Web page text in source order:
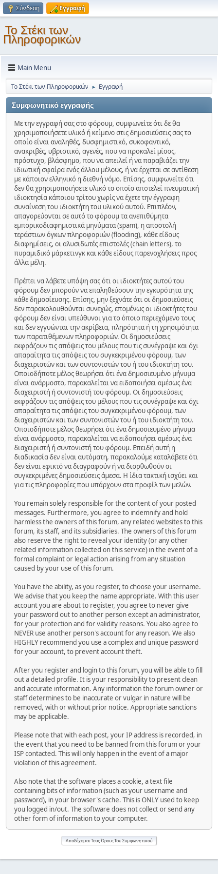
Σύνδεση Εγγραφή
Το Στέκι των
Πληροφορικών
Main Menu
Το Στέκι των Πληροφορικών ► Εγγραφή
Συμφωνητικό εγγραφής
Με την εγγραφή σας στο φόρουμ, συμφωνείτε ότι δε θα
χρησιμοποιήσετε υλικό ή κείμενο στις δημοσιεύσεις σας το
οποίο είναι αναληθές, δυσφημιστικό, συκοφαντικό,
ανακριβές, υβριστικό, αγενές, που να προκαλεί μίσος,
πρόστυχο, βλάσφημο, που να απειλεί ή να παραβιάζει την
ιδιωτική σφαίρα ενός άλλου μέλους, ή να έρχεται σε αντίθεση
με κάποιον ελληνικό η διεθνή νόμο. Επίσης, συμφωνείτε ότι
δεν θα χρησιμοποιήσετε υλικό το οποίο αποτελεί πνευματική
ιδιοκτησία κάποιου τρίτου χωρίς να έχετε την έγγραφη
συναίνεση του ιδιοκτήτη του υλικού αυτού. Επιπλέον,
απαγορεύονται σε αυτό το φόρουμ τα ανεπιθύμητα
εμπορικοδιαφημιστικά μηνύματα (spam), η αποστολή
τεράστιων όγκων πληροφοριών (flooding), κάθε είδους
διαφημίσεις, οι αλυσιδωτές επιστολές (chain letters), το
πυραμιδικό μάρκετινγκ και κάθε είδους παρενοχλήσεις προς
άλλα μέλη.
Πρέπει να λάβετε υπόψη σας ότι οι ιδιοκτήτες αυτού του
φόρουμ δεν μπορούν να επαληθεύσουν την εγκυρότητα της
κάθε δημοσίευσης. Επίσης, μην ξεχνάτε ότι οι δημοσιεύσεις
δεν παρακολουθούνται συνεχώς, επομένως οι ιδιοκτήτες του
φόρουμ δεν είναι υπεύθυνοι για το όποιο περιεχόμενο τους
και δεν εγγυώνται την ακρίβεια, πληρότητα ή τη χρησιμότητα
των παρατιθέμενων πληροφοριών. Οι δημοσιεύσεις
εκφράζουν τις απόψεις του μέλους που τις συνέγραψε και όχι
απαραίτητα τις απόψεις του συγκεκριμένου φόρουμ, των
διαχειριστών και των συντονιστών του ή του ιδιοκτήτη του.
Οποιοδήποτε μέλος θεωρήσει ότι ένα δημοσιευμένο μήνυμα
είναι ανάρμοστο, παρακαλείται να ειδοποιήσει αμέσως ένα
διαχειριστή ή συντονιστή του φόρουμ. Οι δημοσιεύσεις
εκφράζουν τις απόψεις του μέλους που τις συνέγραψε και όχι
απαραίτητα τις απόψεις του συγκεκριμένου φόρουμ, των
διαχειριστών και των συντονιστών του ή του ιδιοκτήτη του.
Οποιοδήποτε μέλος θεωρήσει ότι ένα δημοσιευμένο μήνυμα
είναι ανάρμοστο, παρακαλείται να ειδοποιήσει αμέσως ένα
διαχειριστή ή συντονιστή του φόρουμ. Επειδή αυτή η
διαδικασία δεν είναι αυτόματη, παρακαλούμε καταλάβετε ότι
δεν είναι εφικτό να διαγραφούν ή να διορθωθούν οι
συγκεκριμένες δημοσιεύσεις άμεσα. Η ίδια τακτική ισχύει και
για τις πληροφορίες που υπάρχουν στα προφίλ των μελών.
You remain solely responsible for the content of your posted
messages. Furthermore, you agree to indemnify and hold
harmless the owners of this forum, any related websites to this
forum, its staff, and its subsidiaries. The owners of this forum
also reserve the right to reveal your identity (or any other
related information collected on this service) in the event of a
formal complaint or legal action arising from any situation
caused by your use of this forum.
You have the ability, as you register, to choose your username.
We advise that you keep the name appropriate. With this user
account you are about to register, you agree to never give
your password out to another person except an administrator,
for your protection and for validity reasons. You also agree to
NEVER use another person's account for any reason. We also
HIGHLY recommend you use a complex and unique password
for your account, to prevent account theft.
After you register and login to this forum, you will be able to fill
out a detailed profile. It is your responsibility to present clean
and accurate information. Any information the forum owner or
staff determines to be inaccurate or vulgar in nature will be
removed, with or without prior notice. Appropriate sanctions
may be applicable.
Please note that with each post, your IP address is recorded, in
the event that you need to be banned from this forum or your
ISP contacted. This will only happen in the event of a major
violation of this agreement.
Also note that the software places a cookie, a text file
containing bits of information (such as your username and
password), in your browser's cache. This is ONLY used to keep
you logged in/out. The software does not collect or send any
other form of information to your computer.